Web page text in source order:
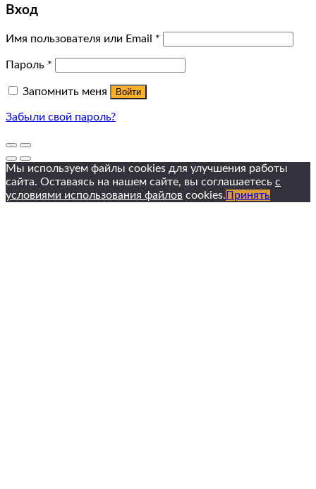
Вход
Имя пользователя или Email *
Пароль *
Запомнить меня Войти
Забыли свой пароль?
Мы используем файлы cookies для улучшения работы
сайта. Оставаясь на нашем сайте, вы соглашаетесь с
условиями использования файлов cookies. Принять